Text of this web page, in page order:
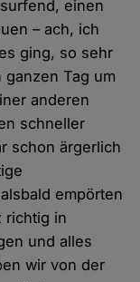
einen
– ach, ich
ging, so sehr
Tag um
anderen
schneller
schon ärgerlich
empörten
richtig in
und alles
wir von der